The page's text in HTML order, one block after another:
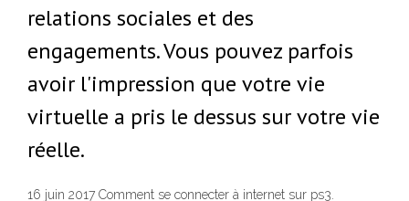
relations sociales et des
engagements. Vous pouvez parfois
avoir l'impression que votre vie
virtuelle a pris le dessus sur votre vie
réelle.
16 juin 2017 Comment se connecter à internet sur ps3.